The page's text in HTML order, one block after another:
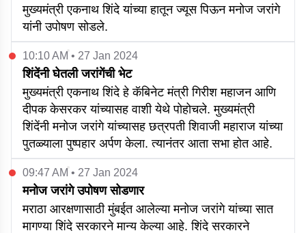
मुख्यमंत्री एकनाथ शिंदे यांच्या हातून ज्यूस पिऊन मनोज जरांगे
यांनी उपोषण सोडले.
10:10 AM • 27 Jan 2024
शिंदेंनी घेतली जरांगेंची भेट
मुख्यमंत्री एकनाथ शिंदे हे कॅबिनेट मंत्री गिरीश महाजन आणि
दीपक केसरकर यांच्यासह वाशी येथे पोहोचले. मुख्यमंत्री
शिंदेंनी मनोज जरांगे यांच्यासह छत्रपती शिवाजी महाराज यांच्या
पुतळ्याला पुष्पहार अर्पण केला. त्यानंतर आता सभा होत आहे.
09:47 AM • 27 Jan 2024
मनोज जरांगे उपोषण सोडणार
मराठा आरक्षणासाठी मुंबईत आलेल्या मनोज जरांगे यांच्या सात
मागण्या शिंदे सरकारने मान्य केल्या आहे. शिंदे सरकारने